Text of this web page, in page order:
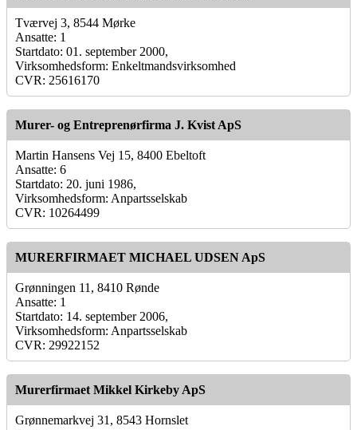
Tværvej 3, 8544 Mørke
Ansatte: 1
Startdato: 01. september 2000,
Virksomhedsform: Enkeltmandsvirksomhed
CVR: 25616170
Murer- og Entreprenørfirma J. Kvist ApS
Martin Hansens Vej 15, 8400 Ebeltoft
Ansatte: 6
Startdato: 20. juni 1986,
Virksomhedsform: Anpartsselskab
CVR: 10264499
MURERFIRMAET MICHAEL UDSEN ApS
Grønningen 11, 8410 Rønde
Ansatte: 1
Startdato: 14. september 2006,
Virksomhedsform: Anpartsselskab
CVR: 29922152
Murerfirmaet Mikkel Kirkeby ApS
Grønnemarkvej 31, 8543 Hornslet